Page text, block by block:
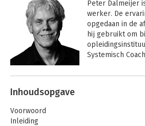
In 10 stappen
systemisch
coachen
Peter Dalmeijer
werker. De
opgedaan in de
hij gebruikt om
Systemisch
mogelijke
Andere boeken door
Dalmeijer
Inhoudsopgave
Voorwoord
Inleiding